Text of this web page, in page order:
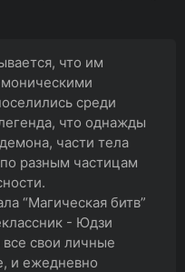
что им
среди
что однажды
части тела
разным частицам
“Магическая битв”
- Юдзи
свои личные
и ежедневно